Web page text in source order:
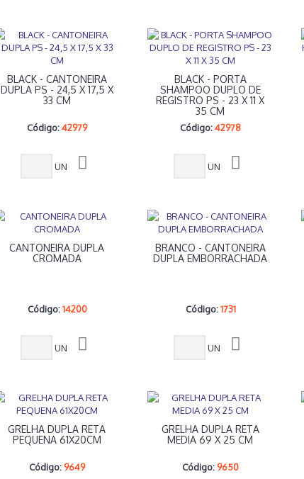
BLACK - CANTONEIRA
DUPLA PS - 24,5 X 17,5 X
33 CM
Código:42979
UN
BLACK - PORTA
SHAMPOO DUPLO DE
REGISTRO PS - 23 X 11 X
35 CM
Código: 42978
UN
CANTONEIRA DUPLA
CROMADA
Código: 14200
UN
BRANCO - CANTONEIRA
DUPLA EMBORRACHADA
Código: 1731
UN
GRELHA DUPLA RETA
PEQUENA 61X20CM
Código: 9649
GRELHA DUPLA RETA
MEDIA 69 X 25 CM
Código: 9650